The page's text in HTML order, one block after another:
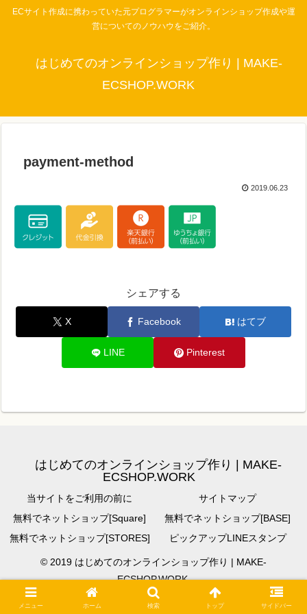
ECサイト作成に携わっていた元プログラマーがオンラインショップ作成や運
営についてのノウハウをご紹介。
はじめてのオンラインショップ作り | MAKE-
ECSHOP.WORK
payment-method
2019.06.23
シェアする
X Facebook はてブ
LINE Pinterest
はじめてのオンラインショップ作り | MAKE-
ECSHOP.WORK
当サイトをご利用の前に
サイトマップ
無料でネットショップ[Square]
無料でネットショップ[BASE]
無料でネットショップ[STORES]
ピックアップLINEスタンプ
© 2019 はじめてのオンラインショップ作り | MAKE-
ECSHOP.WORK.
メニュー ホーム 検索 トップ サイドバー